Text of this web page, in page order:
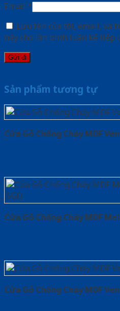
Email *
Lưu tên của tôi, email, và
này cho lần bình luận kế tiếp
Sản phẩm tương tự
Cửa Gỗ Chống Cháy MDF
Cửa Gỗ Chống Cháy MDF
Cửa Gỗ Chống Cháy MDF